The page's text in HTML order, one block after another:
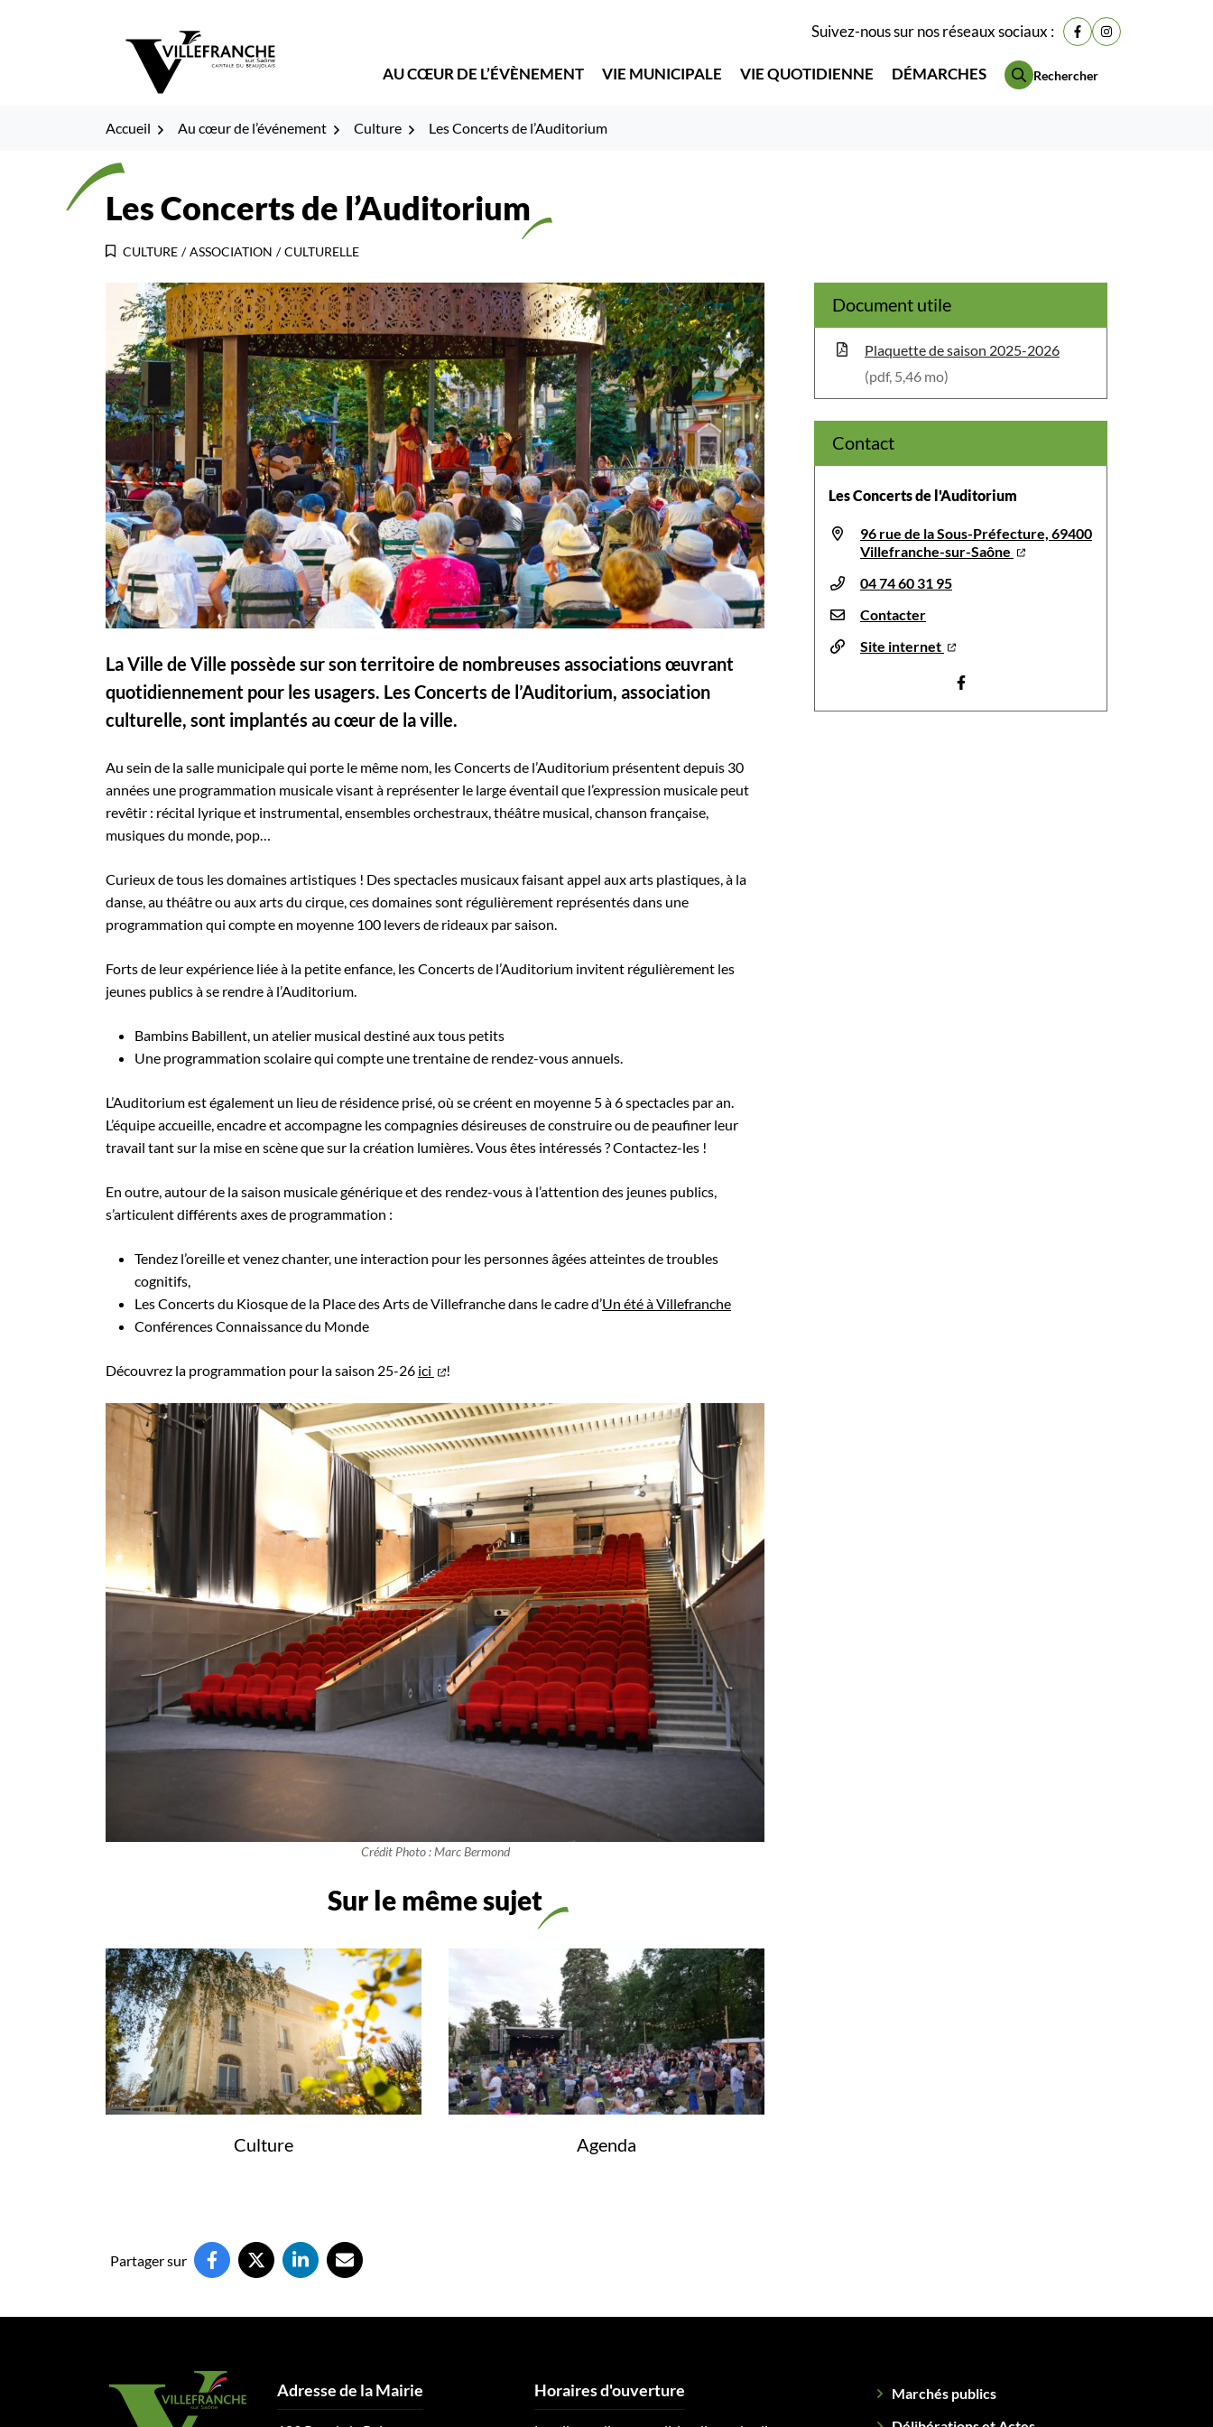
Suivez-nous sur nos réseaux sociaux : Lien vers le compte
Lien vers le
AU CŒUR DE L’ÉVÈNEMENT VIE MUNICIPALE VIE QUOTIDIENNE DÉMARCHES Rechercher
Accueil Au cœur de l’événement Culture Les Concerts de l’Auditorium
Les Concerts de l’Auditorium
CULTURE / ASSOCIATION / CULTURELLE
La Ville de Ville possède sur son territoire de nombreuses associations œuvrant
quotidiennement pour les usagers. Les Concerts de l’Auditorium, association
culturelle, sont implantés au cœur de la ville.
Au sein de la salle municipale qui porte le même nom, les Concerts de l’Auditorium présentent depuis 30
années une programmation musicale visant à représenter le large éventail que l’expression musicale peut
revêtir : récital lyrique et instrumental, ensembles orchestraux, théâtre musical, chanson française,
musiques du monde, pop…
Curieux de tous les domaines artistiques ! Des spectacles musicaux faisant appel aux arts plastiques, à la
danse, au théâtre ou aux arts du cirque, ces domaines sont régulièrement représentés dans une
programmation qui compte en moyenne 100 levers de rideaux par saison.
Forts de leur expérience liée à la petite enfance, les Concerts de l’Auditorium invitent régulièrement les
jeunes publics à se rendre à l’Auditorium.
Bambins Babillent, un atelier musical destiné aux tous petits
Une programmation scolaire qui compte une trentaine de rendez-vous annuels.
L’Auditorium est également un lieu de résidence prisé, où se créent en moyenne 5 à 6 spectacles par an.
L’équipe accueille, encadre et accompagne les compagnies désireuses de construire ou de peaufiner leur
travail tant sur la mise en scène que sur la création lumières. Vous êtes intéressés ? Contactez-les !
En outre, autour de la saison musicale générique et des rendez-vous à l’attention des jeunes publics,
s’articulent différents axes de programmation :
Tendez l’oreille et venez chanter, une interaction pour les personnes âgées atteintes de troubles
cognitifs,
Les Concerts du Kiosque de la Place des Arts de Villefranche dans le cadre d’Un été à Villefranche
Conférences Connaissance du Monde
Découvrez la programmation pour la saison 25-26 ici !
Crédit Photo : Marc Bermond
Document utile
Plaquette de saison 2025-2026
(pdf, 5,46 mo)
Contact
Les Concerts de l'Auditorium
96 rue de la Sous-Préfecture, 69400
Villefranche-sur-Saône
04 74 60 31 95
Contacter
Site internet
Visiter la page Facebook (nouvelle
Sur le même sujet
Culture Agenda
Partager sur
Adresse de la Mairie Horaires d'ouverture
Marchés publics